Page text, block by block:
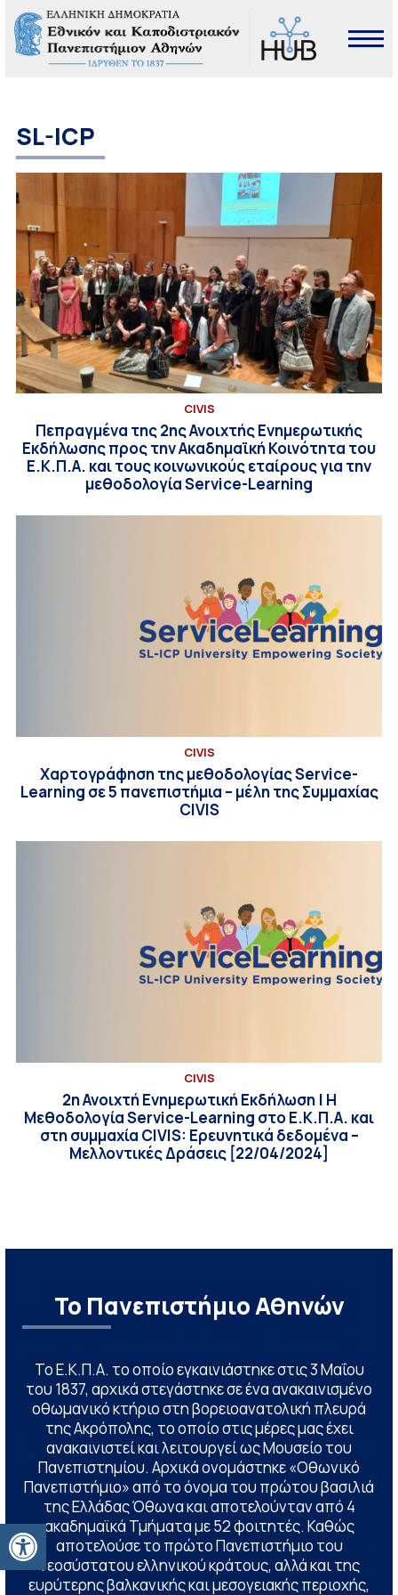
Ανοίξτε τη γραμμή εργαλείων
SL-ICP
CIVIS
Πεπραγμένα της 2ης Ανοιχτής Ενηµερωτικής
Εκδήλωσης προς την Ακαδηµαϊκή Κοινότητα του
Ε.Κ.Π.Α. και τους κοινωνικούς εταίρους για την
μεθοδολογία Service-Learning
CIVIS
Χαρτογράφηση της μεθοδολογίας Service-
Learning σε 5 πανεπιστήμια – μέλη της Συμμαχίας
CIVIS
CIVIS
2η Ανοιχτή Ενημερωτική Εκδήλωση | Η
Μεθοδολογία Service-Learning στο Ε.Κ.Π.Α. και
στη συμμαχία CIVIS: Ερευνητικά δεδομένα –
Μελλοντικές Δράσεις [22/04/2024]
Το Πανεπιστήμιο Αθηνών
Το Ε.Κ.Π.Α. το οποίο εγκαινιάστηκε στις 3 Μαΐου
του 1837, αρχικά στεγάστηκε σε ένα ανακαινισμένο
οθωμανικό κτήριο στη βορειοανατολική πλευρά
της Ακρόπολης, το οποίο στις μέρες μας έχει
ανακαινιστεί και λειτουργεί ως Μουσείο του
Πανεπιστημίου. Αρχικά ονομάστηκε «Οθωνικό
Πανεπιστήμιο» από το όνομα του πρώτου βασιλιά
της Ελλάδας Όθωνα και αποτελούνταν από 4
ακαδημαϊκά Τμήματα με 52 φοιτητές. Καθώς
αποτελούσε το πρώτο Πανεπιστήμιο του
νεοσύστατου ελληνικού κράτους, αλλά και της
ευρύτερης βαλκανικής και μεσογειακής περιοχής,